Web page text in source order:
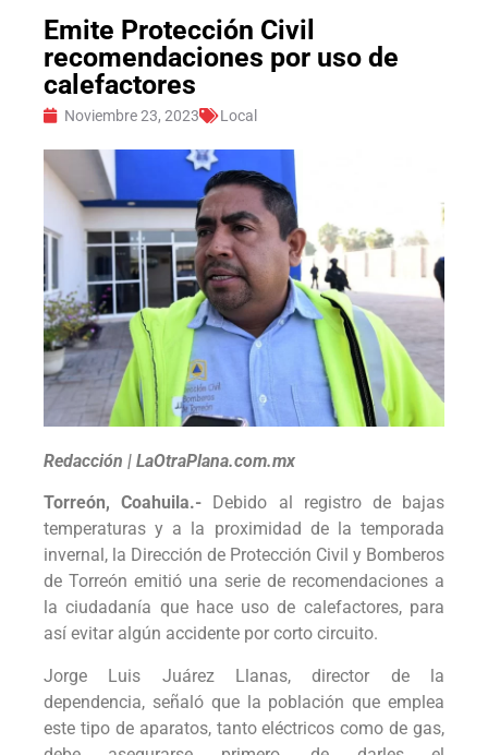
Emite Protección Civil
recomendaciones por uso de
calefactores
Noviembre 23, 2023 Local
Redacción | LaOtraPlana.com.mx
Torreón, Coahuila.- Debido al registro de bajas
temperaturas y a la proximidad de la temporada
invernal, la Dirección de Protección Civil y Bomberos
de Torreón emitió una serie de recomendaciones a
la ciudadanía que hace uso de calefactores, para
así evitar algún accidente por corto circuito.
Jorge Luis Juárez Llanas, director de la
dependencia, señaló que la población que emplea
este tipo de aparatos, tanto eléctricos como de gas,